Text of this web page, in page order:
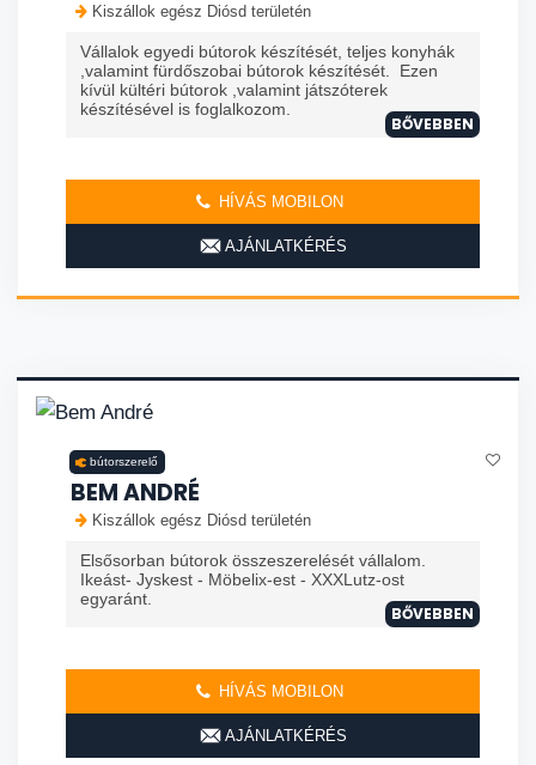
Kiszállok egész Diósd területén
Vállalok egyedi bútorok készítését, teljes konyhák
,valamint fürdőszobai bútorok készítését. Ezen
kívül kültéri bútorok ,valamint játszóterek
készítésével is foglalkozom.
BŐVEBBEN
HÍVÁS MOBILON
AJÁNLATKÉRÉS
bútorszerelő
BEM ANDRÉ
Kiszállok egész Diósd területén
Elsősorban bútorok összeszerelését vállalom.
Ikeást- Jyskest - Möbelix-est - XXXLutz-ost
egyaránt.
BŐVEBBEN
HÍVÁS MOBILON
AJÁNLATKÉRÉS